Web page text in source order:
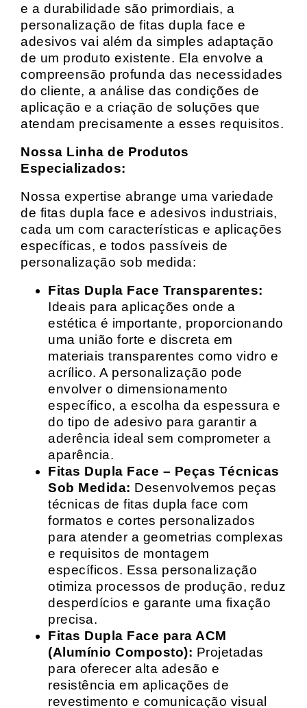
e a durabilidade são primordiais, a
personalização de fitas dupla face e
adesivos vai além da simples adaptação
de um produto existente. Ela envolve a
compreensão profunda das necessidades
do cliente, a análise das condições de
aplicação e a criação de soluções que
atendam precisamente a esses requisitos.
Nossa Linha de Produtos
Especializados:
Nossa expertise abrange uma variedade
de fitas dupla face e adesivos industriais,
cada um com características e aplicações
específicas, e todos passíveis de
personalização sob medida:
Fitas Dupla Face Transparentes:
Ideais para aplicações onde a
estética é importante, proporcionando
uma união forte e discreta em
materiais transparentes como vidro e
acrílico. A personalização pode
envolver o dimensionamento
específico, a escolha da espessura e
do tipo de adesivo para garantir a
aderência ideal sem comprometer a
aparência.
Fitas Dupla Face – Peças Técnicas
Sob Medida: Desenvolvemos peças
técnicas de fitas dupla face com
formatos e cortes personalizados
para atender a geometrias complexas
e requisitos de montagem
específicos. Essa personalização
otimiza processos de produção, reduz
desperdícios e garante uma fixação
precisa.
Fitas Dupla Face para ACM
(Alumínio Composto): Projetadas
para oferecer alta adesão e
resistência em aplicações de
revestimento e comunicação visual